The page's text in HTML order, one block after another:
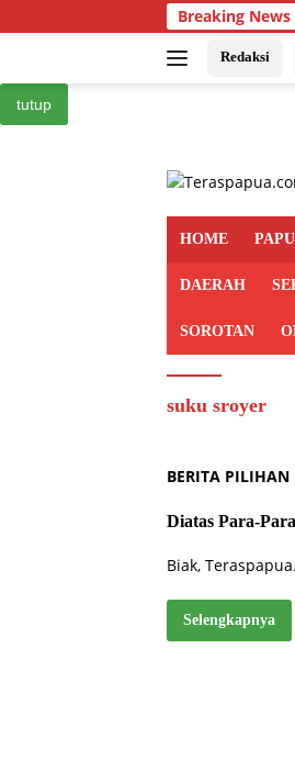
ke
Breaking News
Redaksi
tutup
HOME
DAERAH
SOROTAN
suku sroyer
BERITA PILIHAN
Diatas Para-
Biak,
Selengkapnya